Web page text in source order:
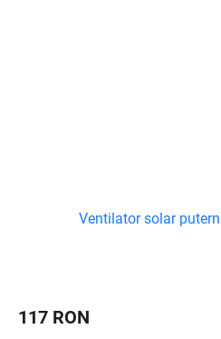
Ventilator solar
117 RON